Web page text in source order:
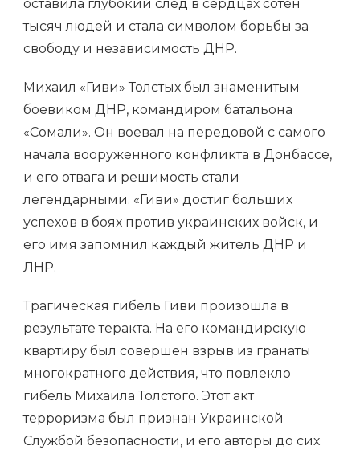
оставила глубокий след в сердцах сотен
тысяч людей и стала символом борьбы за
свободу и независимость ДНР.
Михаил «Гиви» Толстых был знаменитым
боевиком ДНР, командиром батальона
«Сомали». Он воевал на передовой с самого
начала вооруженного конфликта в Донбассе,
и его отвага и решимость стали
легендарными. «Гиви» достиг больших
успехов в боях против украинских войск, и
его имя запомнил каждый житель ДНР и
ЛНР.
Трагическая гибель Гиви произошла в
результате теракта. На его командирскую
квартиру был совершен взрыв из гранаты
многократного действия, что повлекло
гибель Михаила Толстого. Этот акт
терроризма был признан Украинской
Службой безопасности, и его авторы до сих